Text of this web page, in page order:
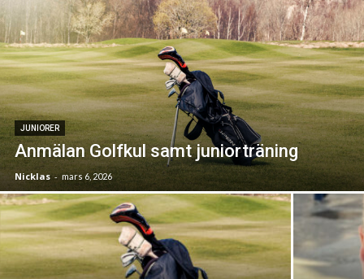
JUNIORER
Anmälan Golfkul samt juniorträning
Nicklas - mars 6, 2026